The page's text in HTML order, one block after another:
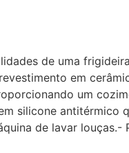
de uma
em
um
silicone antitérmico
de lavar